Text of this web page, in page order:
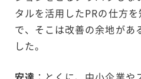
タルを活用したPRの仕方
で、そこは改善の余地があ
した。